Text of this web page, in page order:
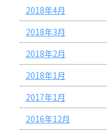
2018年4月
2018年3月
2018年2月
2018年1月
2017年1月
2016年12月